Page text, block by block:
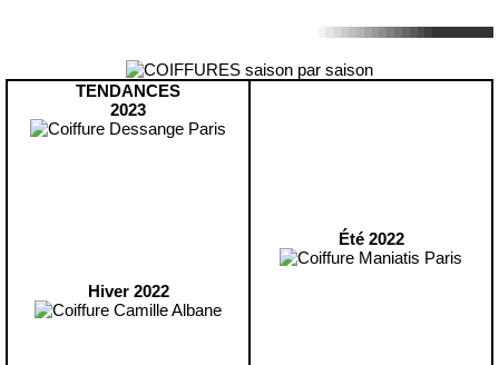
TENDANCES
2023
Hiver 2022
Été 2022